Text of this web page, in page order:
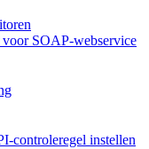
SOAP-webservice
controleregel instellen